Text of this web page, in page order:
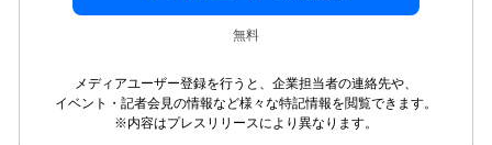
無料
メディアユーザー登録を行うと、企業担当者の連絡先や、
イベント・記者会見の情報など様々な特記情報を閲覧できます。
※内容はプレスリリースにより異なります。